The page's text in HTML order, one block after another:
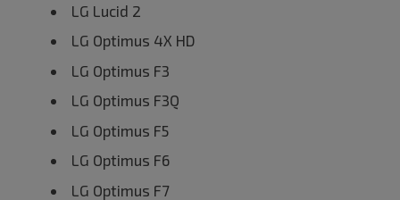
LG Lucid 2
LG Optimus 4X HD
LG Optimus F3
LG Optimus F3Q
LG Optimus F5
LG Optimus F6
LG Optimus F7